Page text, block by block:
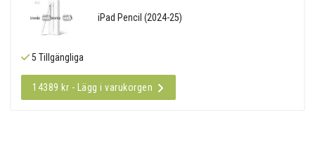
iPad Pencil (2024-25)
5 Tillgängliga
14389 kr - Lägg i varukorgen